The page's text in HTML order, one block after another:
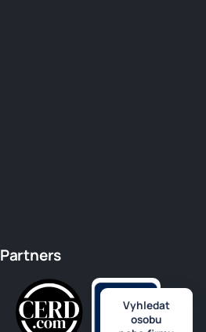
Partners
Vyhledat
osobu